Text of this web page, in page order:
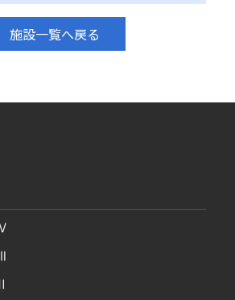
施設一覧へ戻る